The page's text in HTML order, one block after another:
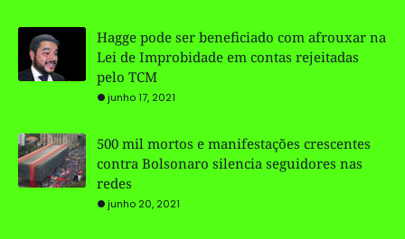
Hagge pode ser beneficiado com afrouxar na
Lei de Improbidade em contas rejeitadas
pelo TCM
junho 17, 2021
500 mil mortos e manifestações crescentes
contra Bolsonaro silencia seguidores nas
redes
junho 20, 2021